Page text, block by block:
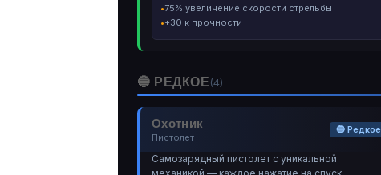
75% увеличение скорости стрельбы
+30 к прочности
🔵 РЕДКОЕ(4)
Охотник
Пистолет
🔵 Редкое
Самозарядный пистолет с уникальной